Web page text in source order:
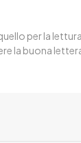
per la
la buona